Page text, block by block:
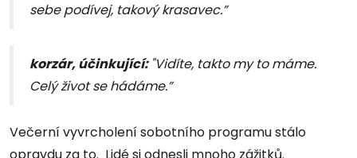
sebe podívej, takový krasavec.”
korzár, účinkující: "Vidíte, takto my to máme.
Celý život se hádáme.”
Večerní vyvrcholení sobotního programu stálo